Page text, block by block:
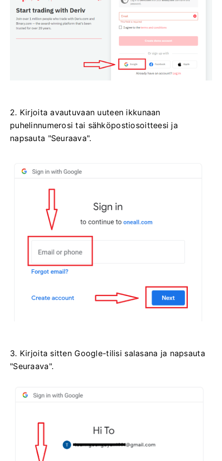
2. Kirjoita avautuvaan uuteen ikkunaan
puhelinnumerosi tai sähköpostiosoitteesi ja
napsauta "Seuraava".
3. Kirjoita sitten Google-tilisi salasana ja napsauta
"Seuraava".